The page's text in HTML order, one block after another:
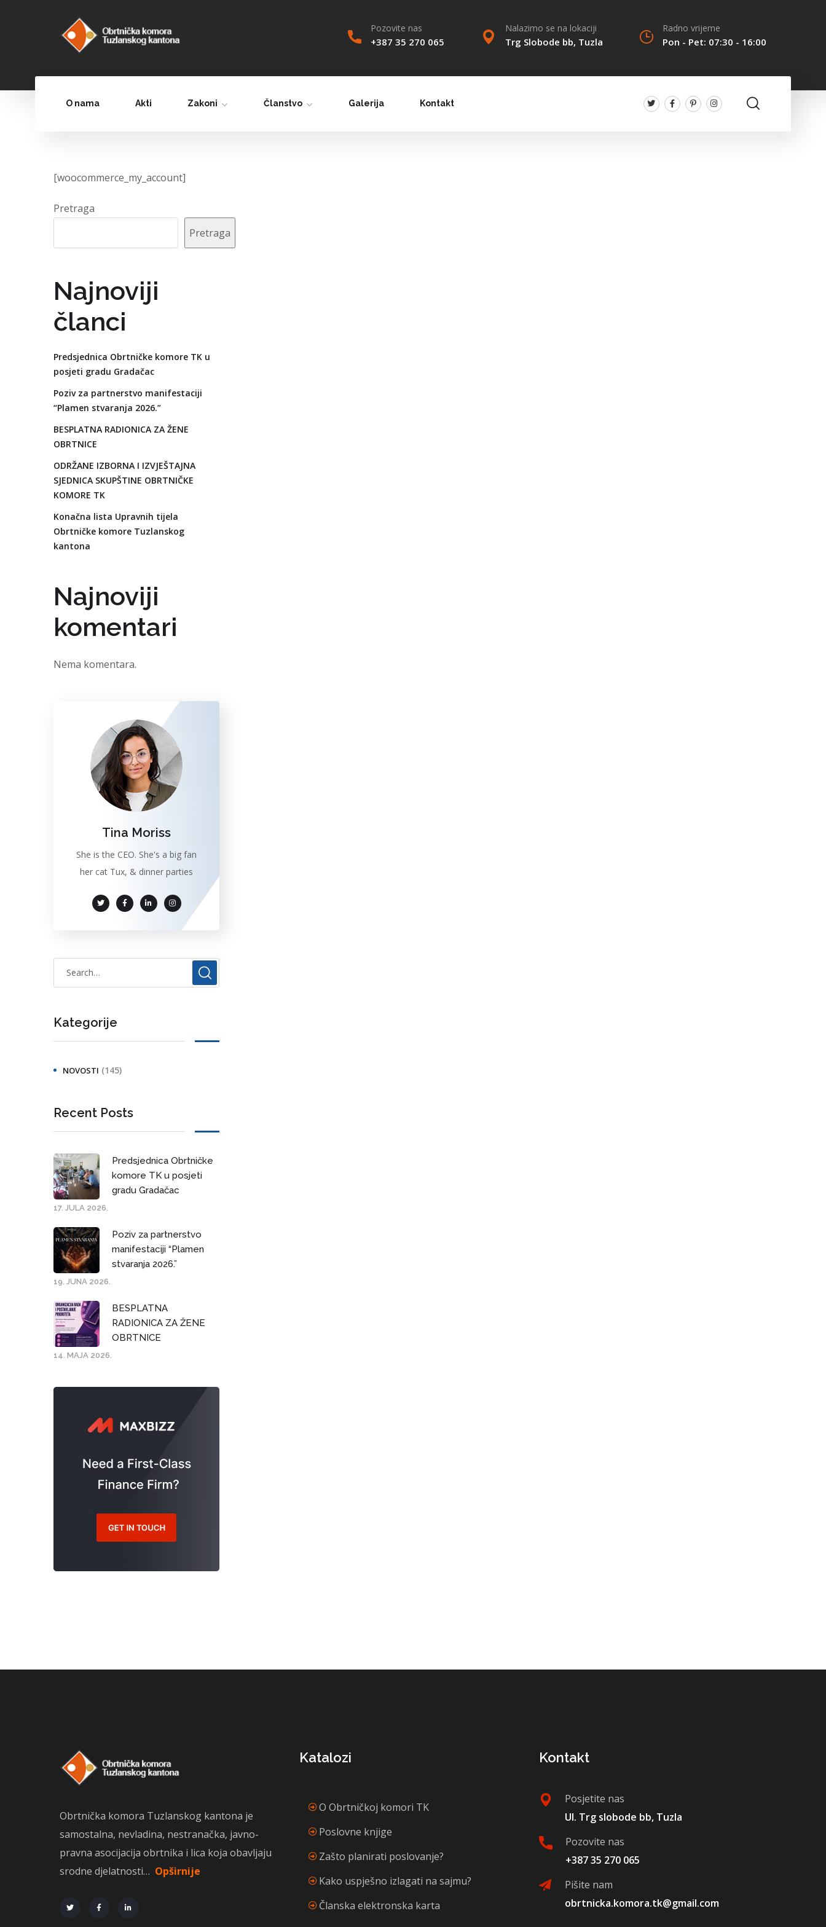
Pozovite nas
+387 35 270 065
Nalazimo se na lokaciji
Trg Slobode bb, Tuzla
Radno vrijeme
Pon - Pet: 07:30 - 16:00
O nama Akti Zakoni Članstvo Galerija Kontakt
[woocommerce_my_account]
Pretraga
Pretraga
Najnoviji
članci
Predsjednica Obrtničke komore TK u
posjeti gradu Gradačac
Poziv za partnerstvo manifestaciji
“Plamen stvaranja 2026.”
BESPLATNA RADIONICA ZA ŽENE
OBRTNICE
ODRŽANE IZBORNA I IZVJEŠTAJNA
SJEDNICA SKUPŠTINE OBRTNIČKE
KOMORE TK
Konačna lista Upravnih tijela
Obrtničke komore Tuzlanskog
kantona
Najnoviji
komentari
Nema komentara.
Tina Moriss
She is the CEO. She's a big fan
her cat Tux, & dinner parties
Kategorije
NOVOSTI (145)
Recent Posts
Predsjednica Obrtničke
komore TK u posjeti
gradu Gradačac
17. JULA 2026.
Poziv za partnerstvo
manifestaciji “Plamen
stvaranja 2026.”
19. JUNA 2026.
BESPLATNA
RADIONICA ZA ŽENE
OBRTNICE
14. MAJA 2026.
Obrtnička komora Tuzlanskog kantona je
samostalna, nevladina, nestranačka, javno-
pravna asocijacija obrtnika i lica koja obavljaju
srodne djelatnosti… Opširnije
Katalozi
O Obrtničkoj komori TK
Poslovne knjige
Zašto planirati poslovanje?
Kako uspješno izlagati na sajmu?
Članska elektronska karta
Kontakt
Posjetite nas
Ul. Trg slobode bb, Tuzla
Pozovite nas
+387 35 270 065
Pišite nam
obrtnicka.komora.tk@gmail.com